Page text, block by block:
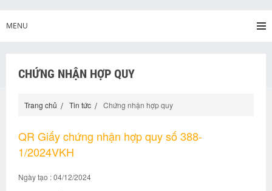
MENU
CHỨNG NHẬN HỢP QUY
Trang chủ Tin tức Chứng nhận hợp quy
QR Giấy chứng nhận hợp quy số 388-
1/2024VKH
Ngày tạo : 04/12/2024